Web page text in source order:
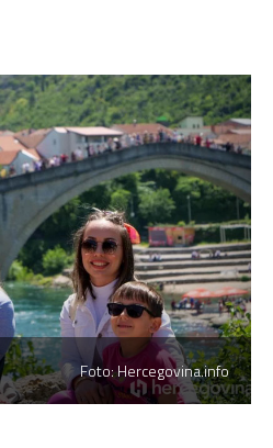
Foto: Hercegovina.info